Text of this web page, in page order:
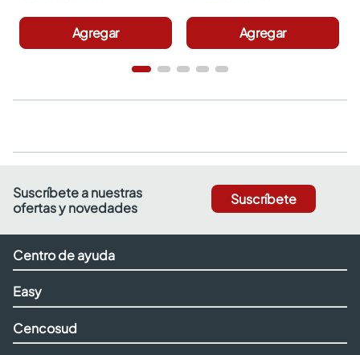
Agregar Agregar
Suscríbete a nuestras
ofertas y novedades
Suscríbete
Centro de ayuda
Easy
Cencosud